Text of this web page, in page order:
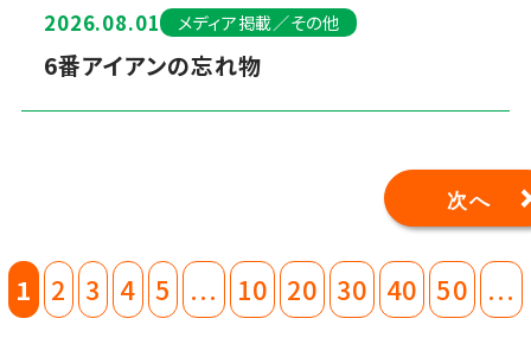
2026.08.01 メディア掲載／その他
6番アイアンの忘れ物
1 2 3 4 5 ... 10 20 30 40 50 ...
次へ